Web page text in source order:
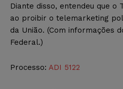
Diante disso, entendeu que o
ao proibir o telemarketing
da União. (Com informações
Federal.)
Processo: ADI 5122